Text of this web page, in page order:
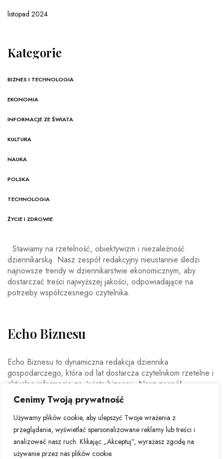
Cenimy Twoją prywatność
Używamy plików cookie, aby ulepszyć Twoje wrażenia z
przeglądania, wyświetlać spersonalizowane reklamy lub treści i
analizować nasz ruch. Klikając „Akceptuj”, wyrażasz zgodę na
używanie przez nas plików cookie.
listopad 2024
Kategorie
BIZNES I TECHNOLOGIA
EKONOMIA
INFORMACJE ZE ŚWIATA
KULTURA
NAUKA
POLSKA
TECHNOLOGIA
ŻYCIE I ZDROWIE
Stawiamy na rzetelność, obiektywizm i niezależność
dziennikarską. Nasz zespół redakcyjny nieustannie śledzi
najnowsze trendy w dziennikarstwie ekonomicznym, aby
dostarczać treści najwyższej jakości, odpowiadające na
potrzeby współczesnego czytelnika.
Echo Biznesu
Echo Biznesu to dynamiczna redakcja dziennika
gospodarczego, która od lat dostarcza czytelnikom rzetelne i
aktualne informacje ze świata biznesu. Nasz zespół
doświadczonych dziennikarzy i ekspertów ekonomicznych
codziennie analizuje najważniejsze wydarzenia rynkowe,
trendy gospodarcze oraz decyzje mające wpływ na polską i
światową ekonomię.